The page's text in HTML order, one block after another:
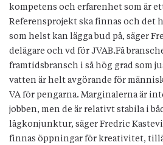
kompetens och erfarenhet som är
Referensprojekt ska finnas och det
som helst kan lägga bud på, säger
delägare och vd för JVAB.Få
framtidsbransch i så hög grad som
vatten är helt avgörande för
VA för pengarna. Marginalerna är
jobben, men de är relativt stabila i
lågkonjunktur, säger Fredric
finnas öppningar för kreativitet,